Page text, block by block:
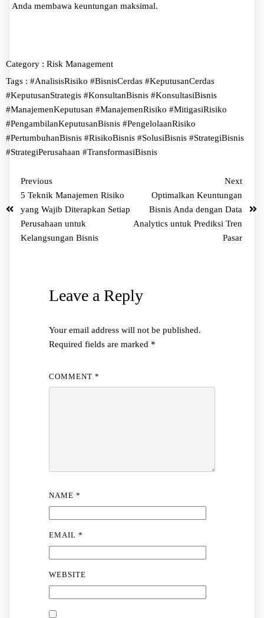
Anda membawa keuntungan maksimal.
Category : Risk Management
Tags : #AnalisisRisiko #BisnisCerdas #KeputusanCerdas
#KeputusanStrategis #KonsultanBisnis #KonsultasiBisnis
#ManajemenKeputusan #ManajemenRisiko #MitigasiRisiko
#PengambilanKeputusanBisnis #PengelolaanRisiko
#PertumbuhanBisnis #RisikoBisnis #SolusiBisnis #StrategiBisnis
#StrategiPerusahaan #TransformasiBisnis
Previous
5 Teknik Manajemen Risiko
yang Wajib Diterapkan Setiap
Perusahaan untuk
Kelangsungan Bisnis
Next
Optimalkan Keuntungan
Bisnis Anda dengan Data
Analytics untuk Prediksi Tren
Pasar
Leave a Reply
Your email address will not be published.
Required fields are marked *
COMMENT *
NAME *
EMAIL *
WEBSITE